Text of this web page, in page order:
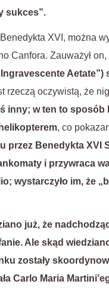
sukces”.
XVI, można
Canfora. Zauważył on,
Aetate”)
oczywistą, że
inny; w ten to sposób
, co
przez Benedykta XVI
i przywraca
wystarczyło im, że
już, że
Ale skąd
zostały
Carlo Maria